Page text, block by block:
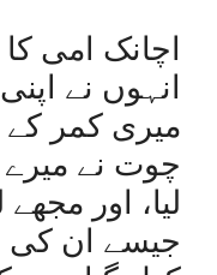
اچانک امی
انہوں نے
میری کمر کے
چوت نے
لیا، اور مجھے
جیسے ان کی